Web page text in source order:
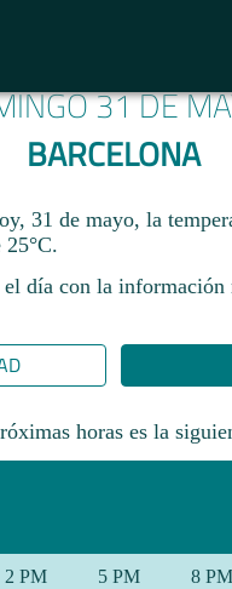
31 DE
BARCELONA
31 de mayo, la
el día con la
horas es la
2 PM 5 PM 8 PM